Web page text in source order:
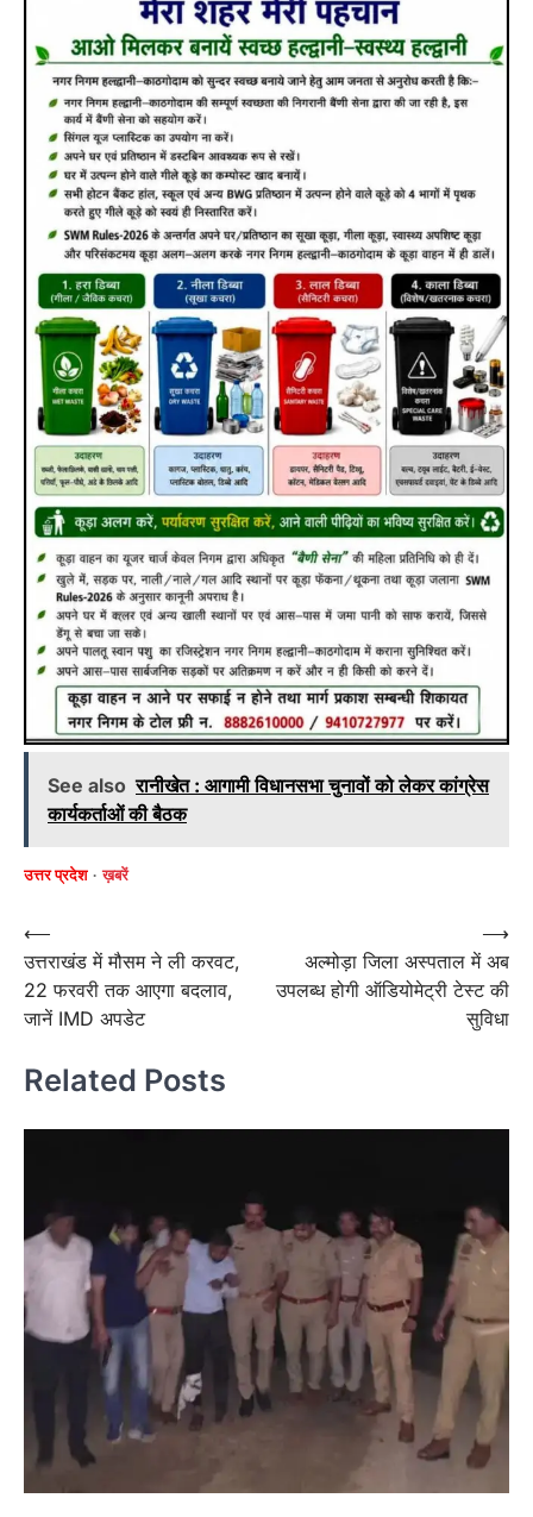
See also रानीखेत : आगामी विधानसभा चुनावों को लेकर कांग्रेस
कार्यकर्ताओं की बैठक
उत्तर प्रदेश ख़बरें
Post
navigation
⟵
उत्तराखंड में मौसम ने ली करवट,
22 फरवरी तक आएगा बदलाव,
जानें IMD अपडेट
अल्मोड़ा जिला अस्पताल में अब
उपलब्ध होगी ऑडियोमेट्री टेस्ट की
सुविधा
⟶
Related Posts